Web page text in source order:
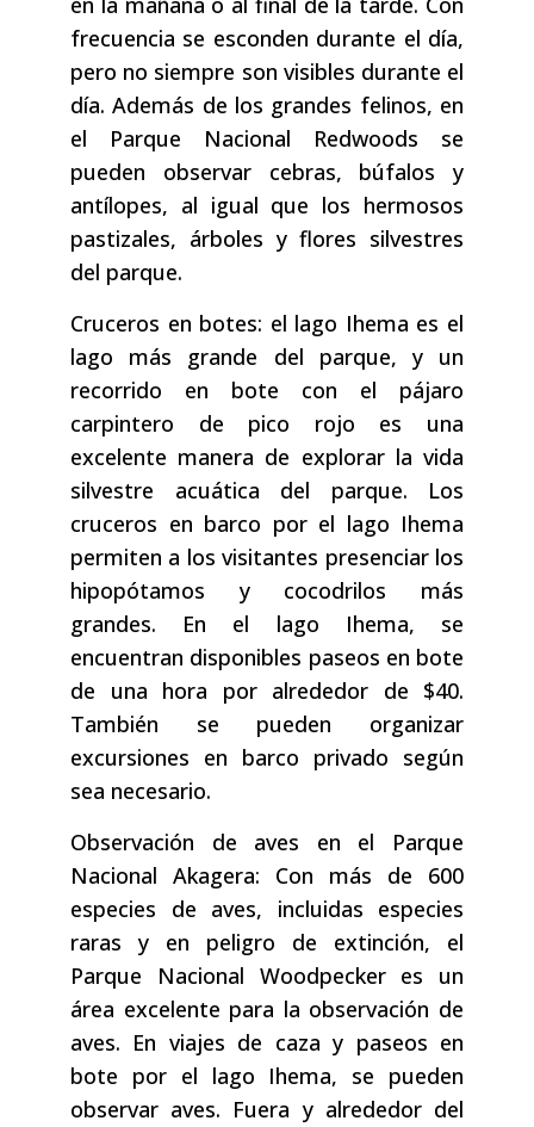
frecuencia se esconden durante el día,
pero no siempre son visibles durante el
día. Además de los grandes felinos, en
el Parque Nacional Redwoods se
pueden observar cebras, búfalos y
antílopes, al igual que los hermosos
pastizales, árboles y flores silvestres
del parque.
Cruceros en botes: el lago Ihema es el
lago más grande del parque, y un
recorrido en bote con el pájaro
carpintero de pico rojo es una
excelente manera de explorar la vida
silvestre acuática del parque. Los
cruceros en barco por el lago Ihema
permiten a los visitantes presenciar los
hipopótamos y cocodrilos más
grandes. En el lago Ihema, se
encuentran disponibles paseos en bote
de una hora por alrededor de $40.
También se pueden organizar
excursiones en barco privado según
sea necesario.
Observación de aves en el Parque
Nacional Akagera: Con más de 600
especies de aves, incluidas especies
raras y en peligro de extinción, el
Parque Nacional Woodpecker es un
área excelente para la observación de
aves. En viajes de caza y paseos en
bote por el lago Ihema, se pueden
observar aves. Fuera y alrededor del